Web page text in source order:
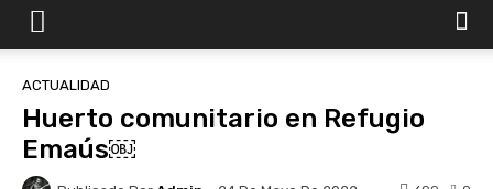
ACTUALIDAD
Huerto comunitario en Refugio
Emaús￼